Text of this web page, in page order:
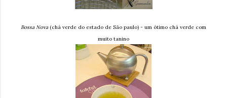
Bossa Nova(chá verde do estado de São paulo) - um ótimo chá verde com
muito tanino